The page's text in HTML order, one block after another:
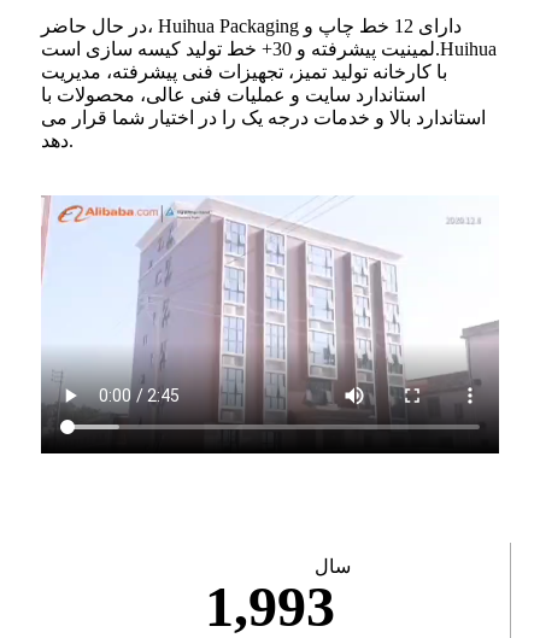
در حال حاضر، Huihua Packaging دارای 12 خط چاپ و
لمینیت پیشرفته و 30+ خط تولید کیسه سازی است.Huihua
با کارخانه تولید تمیز، تجهیزات فنی پیشرفته، مدیریت
استاندارد سایت و عملیات فنی عالی، محصولات با
استاندارد بالا و خدمات درجه یک را در اختیار شما قرار می
دهد.
سال
1,993